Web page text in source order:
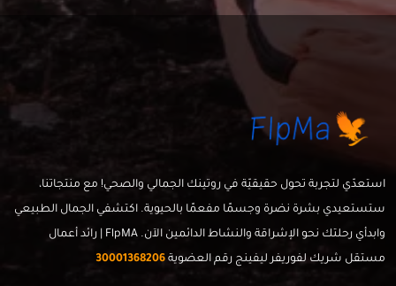
استعدّي لتجربة تحول حقيقيّة في روتينك الجمالي والصحي! مع منتجاتنا،
ستستعيدي بشرة نضرة وجسمًا مفعمًا بالحيوية. اكتشفي الجمال الطبيعي
وابدأي رحلتك نحو الإشراقة والنشاط الدائمين الآن. FlpMA | رائد أعمال
مستقل شريك لفوريفر ليفينج رقم العضوية 30001368206